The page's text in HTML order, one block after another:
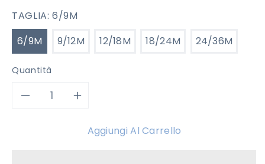
TAGLIA:6/9M
6/9M
9/12M 12/18M 18/24M 24/36M
Quantità
Diminuisci
quantità
Aumenta
quantità
Aggiungi Al Carrello